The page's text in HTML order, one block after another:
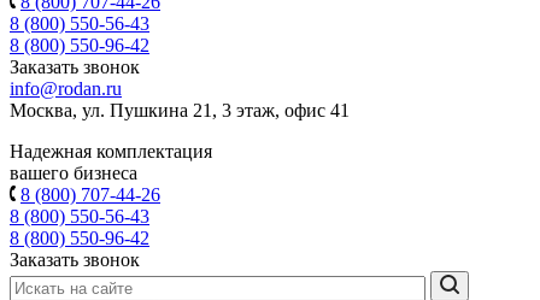
8 (800) 550-56-43
8 (800) 550-96-42
Заказать звонок
info@rodan.ru
Москва, ул. Пушкина 21, 3 этаж, офис 41
Надежная комплектация
вашего бизнеса
8 (800) 707-44-26
8 (800) 550-56-43
8 (800) 550-96-42
Заказать звонок